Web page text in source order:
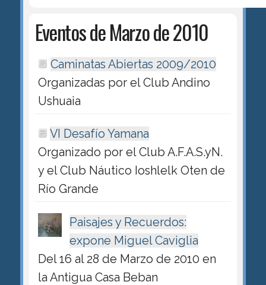
Eventos de Marzo de 2010
Caminatas Abiertas 2009/2010
Organizadas por el Club Andino
Ushuaia
VI Desafío Yamana
Organizado por el Club A.F.A.S.yN.
y el Club Náutico Ioshlelk Oten de
Río Grande
Paisajes y Recuerdos:
expone Miguel Caviglia
Del 16 al 28 de Marzo de 2010 en
la Antigua Casa Beban